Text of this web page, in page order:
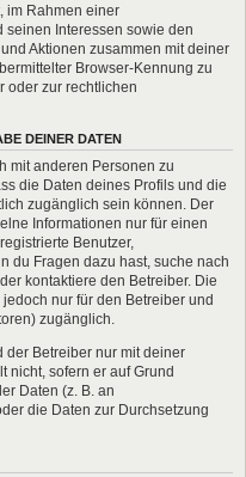
im Rahmen einer
Interessen sowie den
Aktionen zusammen mit deiner
Browser-Kennung zu
oder zur rechtlichen
DEINER DATEN
mit anderen Personen zu
die Daten deines Profils und die
zugänglich sein können. Der
Informationen nur für einen
Benutzer,
du Fragen dazu hast, suche nach
kontaktiere den Betreiber. Die
nur für den Betreiber und
zugänglich.
Betreiber nur mit deiner
nicht, sofern er auf Grund
Daten (z. B. an
die Daten zur Durchsetzung